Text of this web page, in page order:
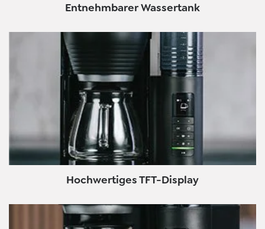
Entnehmbarer Wassertank
Hochwertiges TFT-Display